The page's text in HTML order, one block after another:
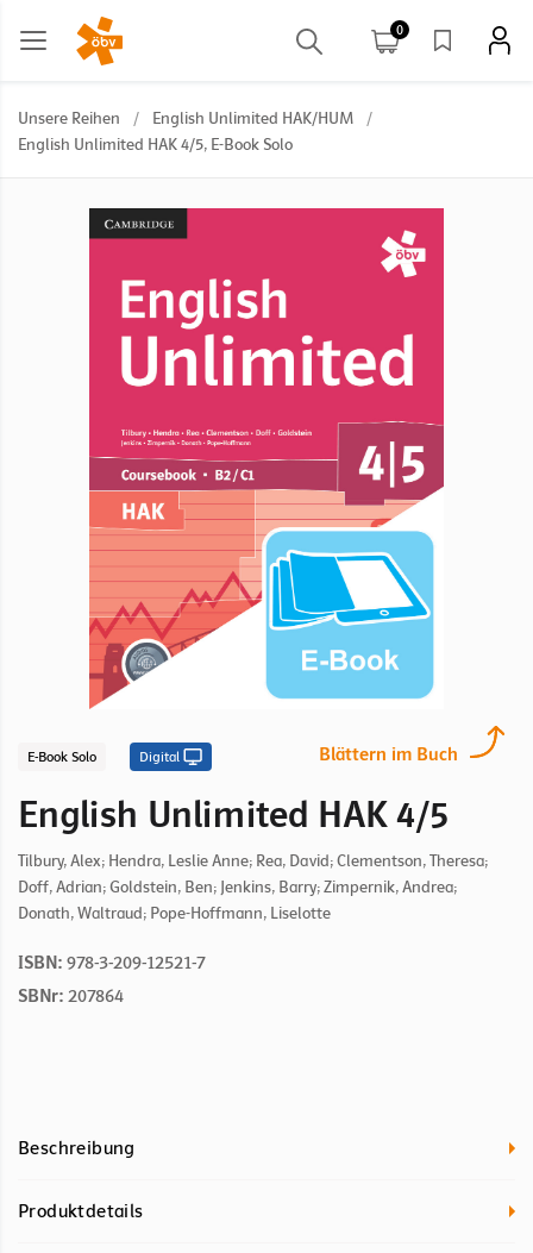
0
Unsere Reihen / English Unlimited HAK/HUM
/
English Unlimited HAK 4/5, E-Book Solo
Blättern im Buch
E-Book Solo Digital
English Unlimited HAK 4/5
Tilbury, Alex; Hendra, Leslie Anne; Rea, David; Clementson, Theresa;
Doff, Adrian; Goldstein, Ben; Jenkins, Barry; Zimpernik, Andrea;
Donath, Waltraud; Pope-Hoffmann, Liselotte
ISBN: 978-3-209-12521-7
SBNr: 207864
Beschreibung
Produktdetails